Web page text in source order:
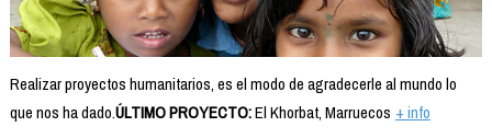
Realizar proyectos humanitarios, es el modo de agradecerle al mundo lo
que nos ha dado.ÚLTIMO PROYECTO:El Khorbat, Marruecos + info